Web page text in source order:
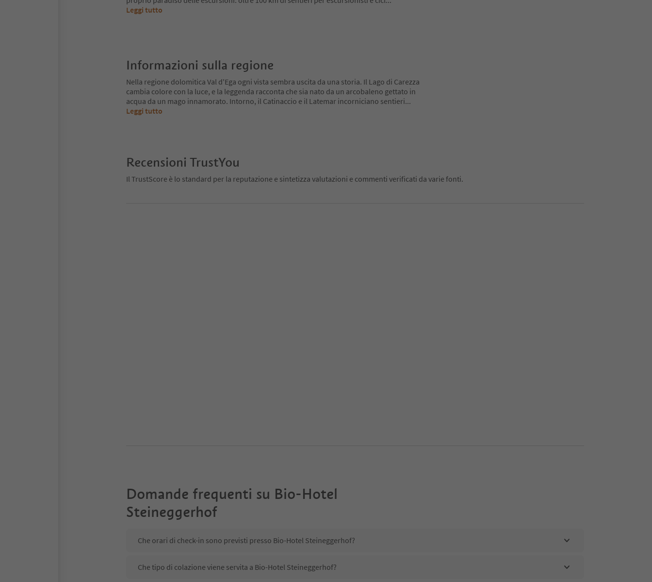
Leggi tutto
Informazioni sulla regione
Nella regione dolomitica Val d'Ega ogni vista sembra uscita da una storia. Il Lago di Carezza
cambia colore con la luce, e la leggenda racconta che sia nato da un arcobaleno gettato in
acqua da un mago innamorato. Intorno, il Catinaccio e il Latemar incorniciano sentieri...
Leggi tutto
Recensioni TrustYou
Il TrustScore è lo standard per la reputazione e sintetizza valutazioni e commenti verificati da varie fonti.
Domande frequenti su Bio-Hotel
Steineggerhof
Che orari di check-in sono previsti presso Bio-Hotel Steineggerhof?
Che tipo di colazione viene servita a Bio-Hotel Steineggerhof?